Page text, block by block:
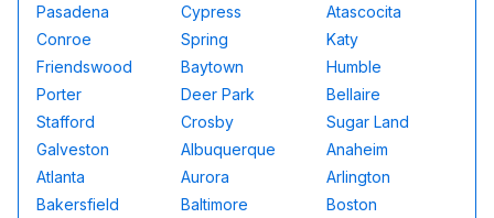
Pasadena
Cypress
Atascocita
Conroe
Spring
Katy
Friendswood
Baytown
Humble
Porter
Deer Park
Bellaire
Stafford
Crosby
Sugar Land
Galveston
Albuquerque
Anaheim
Atlanta
Aurora
Arlington
Bakersfield
Baltimore
Boston